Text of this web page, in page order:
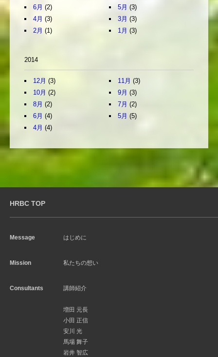
6月 (2) 5月 (3)
4月 (3) 3月 (3)
2月 (1) 1月 (3)
2014
12月 (3) 11月 (3)
10月 (2) 9月 (3)
8月 (2) 7月 (2)
6月 (4) 5月 (5)
4月 (4)
HRBC TOP
Message はじめに
Mission 私たちの想い
Consultants 講師紹介
増田 元長
小田 正信
安川 光
馬場 舞子
岩井 智広